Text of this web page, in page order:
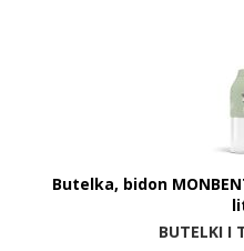
Butelka, bidon
BUTELKI I